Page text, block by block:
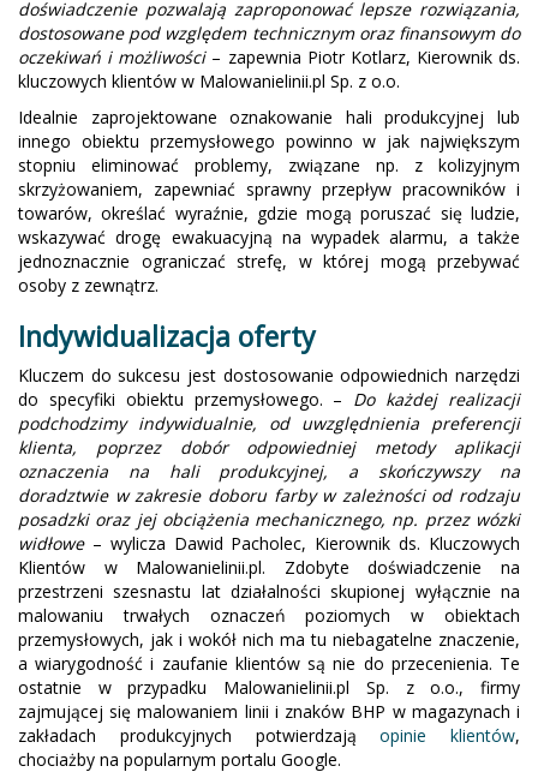
doświadczenie pozwalają zaproponować lepsze rozwiązania,
dostosowane pod względem technicznym oraz finansowym do
oczekiwań i możliwości– zapewnia Piotr Kotlarz, Kierownik ds.
kluczowych klientów w Malowanielinii.pl Sp. z o.o.
Idealnie zaprojektowane oznakowanie hali produkcyjnej lub
innego obiektu przemysłowego powinno w jak największym
stopniu eliminować problemy, związane np. z kolizyjnym
skrzyżowaniem, zapewniać sprawny przepływ pracowników i
towarów, określać wyraźnie, gdzie mogą poruszać się ludzie,
wskazywać drogę ewakuacyjną na wypadek alarmu, a także
jednoznacznie ograniczać strefę, w której mogą przebywać
osoby z zewnątrz.
Indywidualizacja oferty
Kluczem do sukcesu jest dostosowanie odpowiednich narzędzi
do specyfiki obiektu przemysłowego. – Do każdej realizacji
podchodzimy indywidualnie, od uwzględnienia preferencji
klienta, poprzez dobór odpowiedniej metody aplikacji
oznaczenia na hali produkcyjnej, a skończywszy na
doradztwie w zakresie doboru farby w zależności od rodzaju
posadzki oraz jej obciążenia mechanicznego, np. przez wózki
widłowe– wylicza Dawid Pacholec, Kierownik ds. Kluczowych
Klientów w Malowanielinii.pl. Zdobyte doświadczenie na
przestrzeni szesnastu lat działalności skupionej wyłącznie na
malowaniu trwałych oznaczeń poziomych w obiektach
przemysłowych, jak i wokół nich ma tu niebagatelne znaczenie,
a wiarygodność i zaufanie klientów są nie do przecenienia. Te
ostatnie w przypadku Malowanielinii.pl Sp. z o.o., firmy
zajmującej się malowaniem linii i znaków BHP w magazynach i
zakładach produkcyjnych potwierdzająopinie klientów,
chociażby na popularnym portalu Google.